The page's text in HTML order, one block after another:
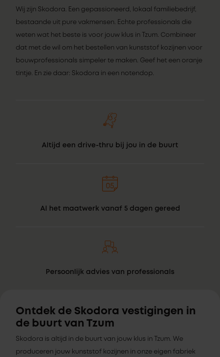
Wij zijn Skodora. Een gepassioneerd, lokaal familiebedrijf,
bestaande uit pure vakmensen. Echte professionals die
weten wat het beste is voor jouw klus in Tzum. Combineer
dat met de wil om het bestellen van kunststof kozijnen voor
bouwprofessionals simpeler te maken. Geef het een oranje
tintje. En zie daar: Skodora in een notendop.
Altijd een drive-thru bij jou in de buurt
Al het maatwerk vanaf 5 dagen gereed
Persoonlijk advies van professionals
Ontdek de Skodora vestigingen in
de buurt van Tzum
Skodora is altijd in de buurt van jouw klus in Tzum. We
produceren jouw kunststof kozijnen in onze eigen fabriek